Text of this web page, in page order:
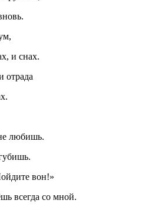
и снах.
отрада
любишь.
вон!»
всегда со мной.